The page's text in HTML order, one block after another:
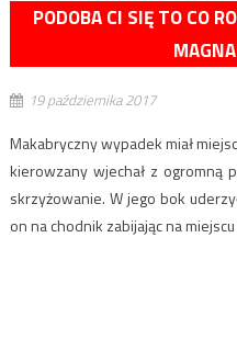
PODOBA CI SIĘ TO CO
19 października 2017
Makabryczny wypadek miał
kierowzany wjechał z ogromną
skrzyżowanie. W jego bok
on na chodnik zabijając na